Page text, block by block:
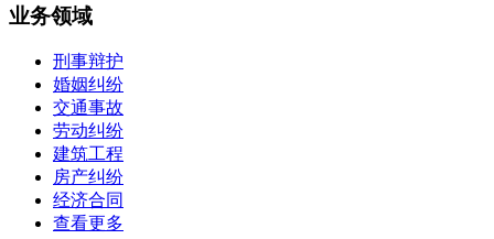
业务领域
刑事辩护
婚姻纠纷
交通事故
劳动纠纷
建筑工程
房产纠纷
经济合同
查看更多